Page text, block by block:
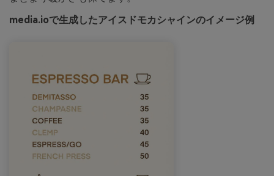
media.ioで生成したアイスドモカシャインのイメージ例